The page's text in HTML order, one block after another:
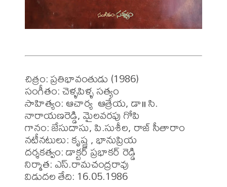
చిత్రం: ప్రతిభావంతుడు (1986)
సంగీతం: చెళ్ళపిళ్ళ సత్యం
సాహిత్యం: ఆచార్య  ఆత్రేయ, డా॥ సి.
నారాయణరెడ్డి, మైలవరపు గోపి
గానం: జేసుదాసు, పి.సుశీల, రాజ్ సీతారాం
నటీనటులు: కృష్ణ , భానుప్రియ
దర్శకత్వం: డాక్టర్ ప్రభాకర్ రెడ్డి
నిర్మాత: ఎస్.రామచంద్రరావు
విడుదల తేది: 16.05.1986